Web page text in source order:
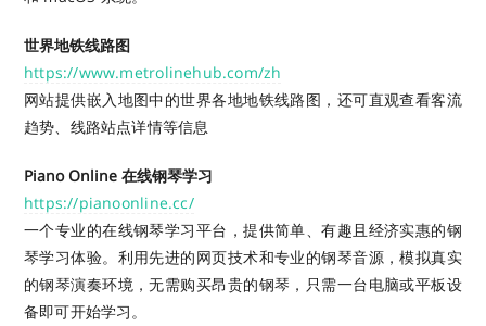
世界地铁线路图
https://www.metrolinehub.com/zh
网站提供嵌入地图中的世界各地地铁线路图，还可直观查看客流
趋势、线路站点详情等信息
Piano Online 在线钢琴学习
https://pianoonline.cc/
一个专业的在线钢琴学习平台，提供简单、有趣且经济实惠的钢
琴学习体验。利用先进的网页技术和专业的钢琴音源，模拟真实
的钢琴演奏环境，无需购买昂贵的钢琴，只需一台电脑或平板设
备即可开始学习。